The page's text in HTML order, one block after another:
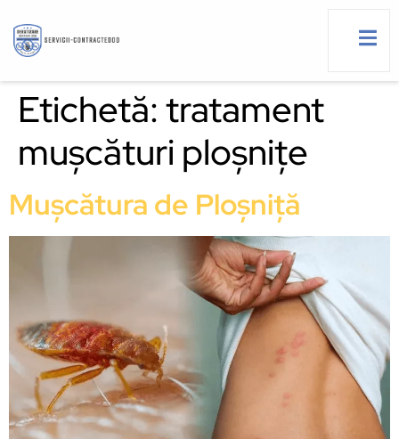
Etichetă:tratament
mușcături ploșnițe
Mușcătura de Ploșniță